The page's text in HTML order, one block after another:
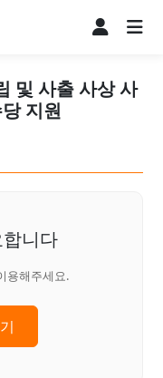
및 사출 사상 사
지원
니다
용해주세요.